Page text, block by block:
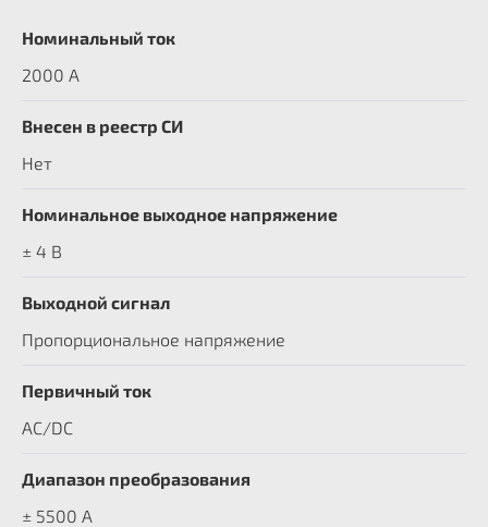
Номинальный ток
2000 А
Внесен в реестр СИ
Нет
Номинальное выходное напряжение
± 4 В
Выходной сигнал
Пропорциональное напряжение
Первичный ток
AC/DC
Диапазон преобразования
± 5500 A